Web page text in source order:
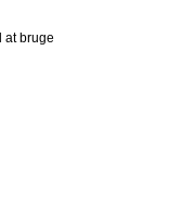
at bruge